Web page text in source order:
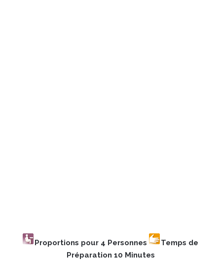
Proportions pour 4 Personnes
Temps de
Préparation 10 Minutes